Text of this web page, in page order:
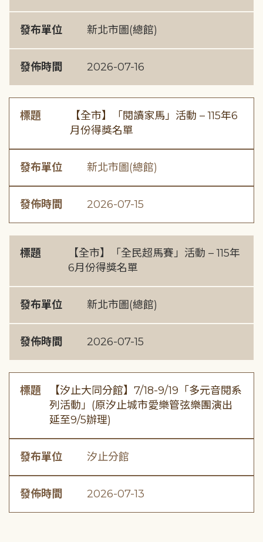
發布單位 新北市圖(總館)
發佈時間 2026-07-16
標題
【全市】「閱讀家馬」活動 – 115年6
月份得獎名單
發布單位 新北市圖(總館)
發佈時間 2026-07-15
標題
【全市】「全民超馬賽」活動 – 115年
6月份得獎名單
發布單位 新北市圖(總館)
發佈時間 2026-07-15
標題
【汐止大同分館】7/18-9/19「多元音閱系
列活動」(原汐止城市愛樂管弦樂團演出
延至9/5辦理)
發布單位 汐止分館
發佈時間 2026-07-13